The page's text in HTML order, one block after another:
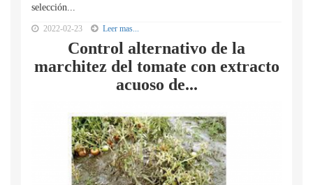
selección...
2022-02-23 Leer mas...
Control alternativo de la
marchitez del tomate con extracto
acuoso de...